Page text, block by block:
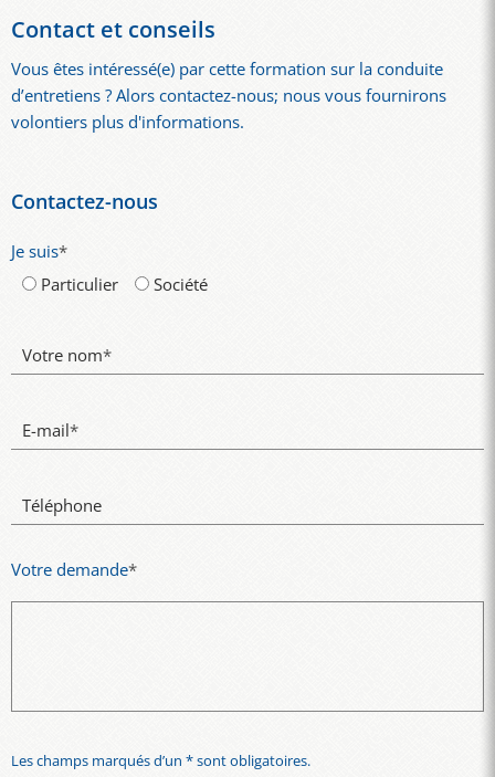
Contact et conseils
Vous êtes intéressé(e) par cette formation sur la conduite
d’entretiens ? Alors contactez-nous; nous vous fournirons
volontiers plus d'informations.
Contactez-nous
Je suis*
Particulier
Société
Votre nom*
E-mail*
Téléphone
Votre demande*
Les champs marqués d’un * sont obligatoires.